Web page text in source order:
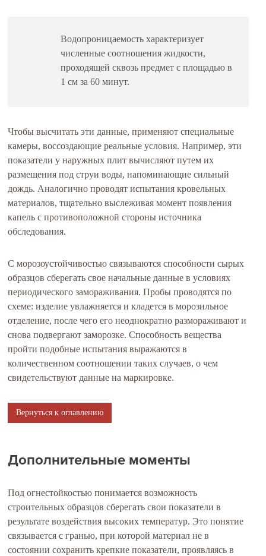
Водопроницаемость характеризует
численные соотношения жидкости,
проходящей сквозь предмет с площадью в
1 см за 60 минут.
Чтобы высчитать эти данные, применяют специальные
камеры, воссоздающие реальные условия. Например, эти
показатели у наружных плит вычисляют путем их
размещения под струи воды, напоминающие сильный
дождь. Аналогично проводят испытания кровельных
материалов, тщательно выслеживая момент появления
капель с противоположной стороны источника
обследования.
С морозоустойчивостью связываются способности сырых
образцов сберегать свое начальные данные в условиях
периодического замораживания. Пробы проводятся по
схеме: изделие увлажняется и кладется в морозильное
отделение, после чего его неоднократно размораживают и
снова подвергают заморозке. Способность вещества
пройти подобные испытания выражаются в
количественном соотношении таких случаев, о чем
свидетельствуют данные на маркировке.
Вернуться к оглавлению
Дополнительные моменты
Под огнестойкостью понимается возможность
строительных образцов сберегать свои показатели в
результате воздействия высоких температур. Это понятие
связывается с гранью, при которой материал не в
состоянии сохранить крепкие показатели, проявляясь в